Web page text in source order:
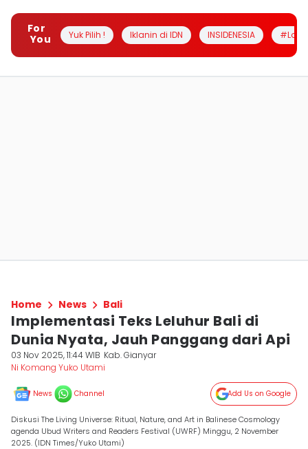
For
You
Yuk Pilih ! Iklanin di IDN INSIDENESIA
Home News Bali
Implementasi Teks Leluhur Bali di
Dunia Nyata, Jauh Panggang dari Api
03 Nov 2025, 11:44 WIB Kab. Gianyar
Ni Komang Yuko Utami
News Channel Add Us on Google
Diskusi The Living Universe: Ritual, Nature, and Art in Balinese Cosmology
agenda Ubud Writers and Readers Festival (UWRF) Minggu, 2 November
2025. (IDN Times/Yuko Utami)